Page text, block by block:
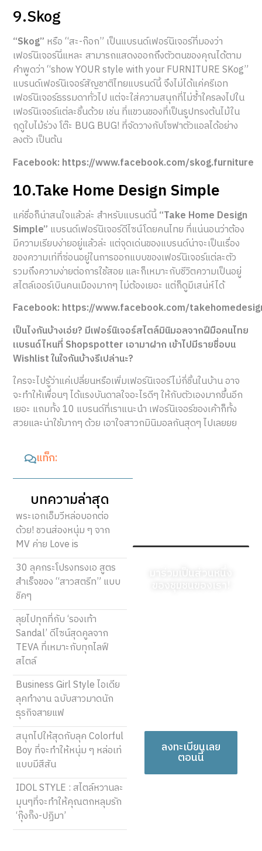
9.Skog
“Skog” หรือ “สะ-ก๊อก” เป็นแบรนด์เฟอร์นิเจอร์ที่มองว่า
เฟอร์นิเจอร์นี่แหละ สามารถแสดงออกถึงตัวตนของคุณได้ตาม
คำพูดว่า “show YOUR style with your FURNITURE SKog”
แบรนด์เฟอร์นิเจอร์สัญชาติไทยแบรนด์นี้ จึงไม่ได้แค่ครีเอท
เฟอร์นิเจอร์ธรรมดาทั่วไป แต่จะใส่ความสนุกที่ไม่ซ้ำใครลงไปใน
เฟอร์นิเจอร์แต่ละชิ้นด้วย เช่น ที่แขวนของที่เป็นรูปทรงต้นไม้ใน
ฤดูใบไม้ร่วง โต๊ะ BUG BUG! ที่จัดวางกับโซฟาตัวแอลได้อย่าง
ลงตัว เป็นต้น
Facebook: https://www.facebook.com/skog.furniture
10.Take Home Design Simple
แค่ชื่อก็น่าสนใจแล้วล่ะ สำหรับแบรนด์นี้“Take Home Design
Simple” แบรนด์เฟอร์นิเจอร์ดีไซน์โดยคนไทย ที่แน่นอนว่าต้อง
มีความเรียบง่ายอยู่แล้วล่ะ แต่จุดเด่นของแบรนด์น่าจะเป็นเรื่อง
ของความเท่ที่ซ่อนอยู่ในการออกแบบของเฟอร์นิเจอร์แต่ละตัว
รวมถึงความง่ายต่อการใช้สอย และก็เหมาะกับชีวิตความเป็นอยู่
สไตล์เออร์เบินคนเมืองมากๆ ไม่ต้องเยอะ แต่ก็ดูมีเสน่ห์ได้
Facebook: https://www.facebook.com/
เป็นไงกันบ้างเอ่ย? มีเฟอร์นิเจอร์สไตล์มินิมอลจากฝีมือคนไทย
แบรนด์ไหนที่ Shopspotter เอามาฝาก เข้าไปมีรายชื่อบน
Wishlist ในใจกันบ้างรึเปล่านะ?
ใครจะไปรู้ว่าแค่เปลี่ยนหรือเพิ่มเฟอร์นิเจอร์ไม่กี่ชิ้นในบ้าน อาจ
จะทำให้เพื่อนๆ ได้แรงบันดาลใจอะไรดีๆ ให้กับตัวเองมากขึ้นอีก
เยอะ แถมทั้ง 10 แบรนด์ที่เราแนะนำ เฟอร์นิเจอร์ของเค้าก็ทั้ง
สวยและน่าใช้มากๆ ด้วย เอาใจสาวกมินิมอลกันสุดๆ ไปเลยยย
แท็ก:
บทความล่าสุด
พระเอกเอ็มวีหล่อบอกต่อ
ด้วย! ชวนส่องหนุ่ม ๆ จาก
MV ค่าย Love is
30 ลุคกระโปรงทรงเอ สูตร
สำเร็จของ “สาวสตรีท” แบบ
ชิคๆ
ลุยไปทุกที่กับ ‘รองเท้า
Sandal’ ดีไซน์สุดคูลจาก
TEVA ที่เหมาะกับทุกไลฟ์
สไตล์
Business Girl Style ไอเดีย
ลุคทำงาน ฉบับสาวมาดนัก
ธุรกิจสายแฟ
สนุกไปให้สุดกับลุค Colorful
Boy ที่จะทำให้หนุ่ม ๆ หล่อเท่
แบบมีสีสัน
IDOL STYLE : สไตล์หวานละ
มุนๆที่จะทำให้คุณตกหลุมรัก
‘กุ๊งกิ๊ง-ปฏิมา’
ลงทะเบียนเลย
ตอนนี้